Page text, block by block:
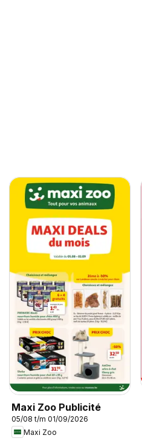
Maxi Zoo Publicité
05/08 t/m 01/09/2026
Maxi Zoo